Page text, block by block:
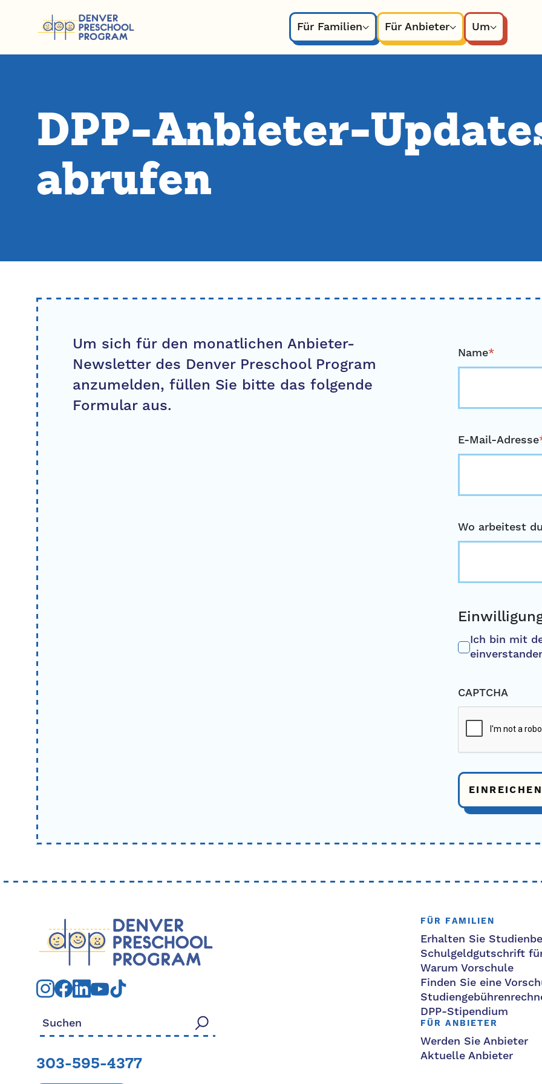
Für Familien
Für Anbieter Um
DPP-Anbieter-
abrufen
Um sich für den monatlichen Anbieter-
Newsletter des Denver Preschool Program
anzumelden, füllen Sie bitte das folgende
Formular aus.
Name*
E-Mail-Adresse
Wo arbeitest
Ich bin mit
CAPTCHA
Suchen nach:
303-595-4377
FÜR FAMILIEN
Erhalten Sie
Schulgeldgutschrift
Warum Vorschule
Finden Sie eine
DPP-Stipendium
FÜR ANBIETER
Werden Sie Anbieter
Aktuelle Anbieter